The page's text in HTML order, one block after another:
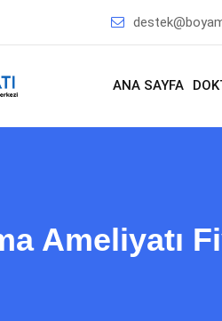
ANA SAYFA
Ameliyatı